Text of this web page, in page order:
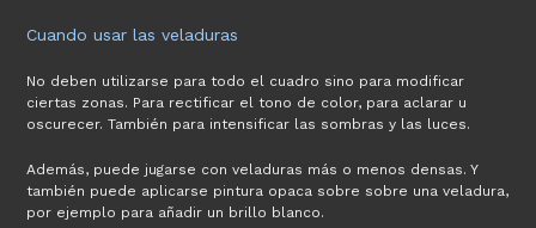
Cuando usar las veladuras
No deben utilizarse para todo el cuadro sino para modificar
ciertas zonas. Para rectificar el tono de color, para aclarar u
oscurecer. También para intensificar las sombras y las luces.
Además, puede jugarse con veladuras más o menos densas. Y
también puede aplicarse pintura opaca sobre sobre una veladura,
por ejemplo para añadir un brillo blanco.